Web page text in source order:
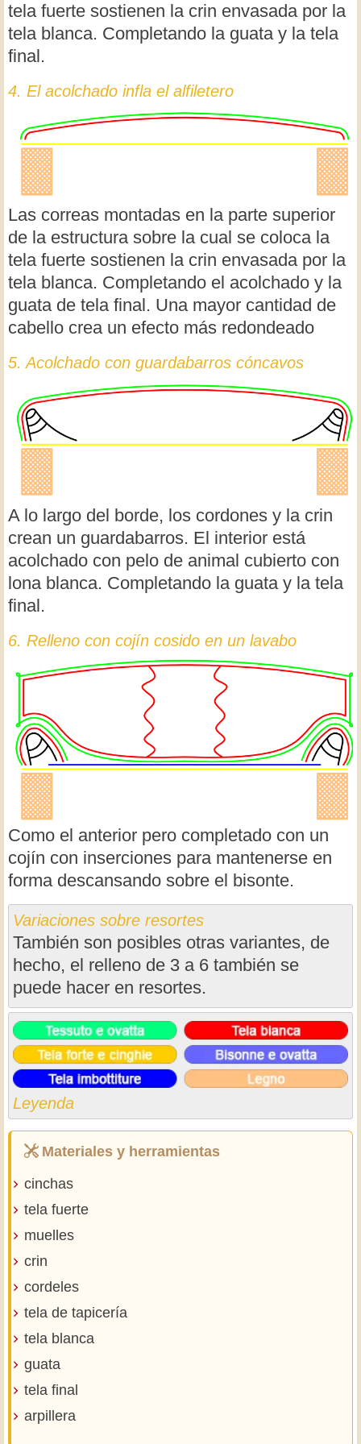
tela fuerte sostienen la crin envasada por la
tela blanca. Completando la guata y la tela
final.
4. El acolchado infla el alfiletero
Las correas montadas en la parte superior
de la estructura sobre la cual se coloca la
tela fuerte sostienen la crin envasada por la
tela blanca. Completando el acolchado y la
guata de tela final. Una mayor cantidad de
cabello crea un efecto más redondeado
5. Acolchado con guardabarros cóncavos
A lo largo del borde, los cordones y la crin
crean un guardabarros. El interior está
acolchado con pelo de animal cubierto con
lona blanca. Completando la guata y la tela
final.
6. Relleno con cojín cosido en un lavabo
Como el anterior pero completado con un
cojín con inserciones para mantenerse en
forma descansando sobre el bisonte.
Variaciones sobre resortes
También son posibles otras variantes, de
hecho, el relleno de 3 a 6 también se
puede hacer en resortes.
Leyenda
Materiales y herramientas
cinchas
tela fuerte
muelles
crin
cordeles
tela de tapicería
tela blanca
guata
tela final
arpillera